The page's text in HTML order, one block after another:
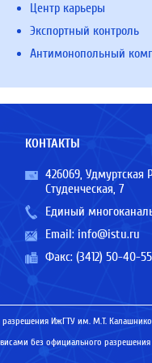
Центр карьеры
Экспортный контроль
Антимонопольный
КОНТАКТЫ
426069, Удмуртская
Студенческая, 7
Единый
Email: info@istu.ru
Факс: (3412) 50-40-55
ИжГТУ им. М.Т.
без официального